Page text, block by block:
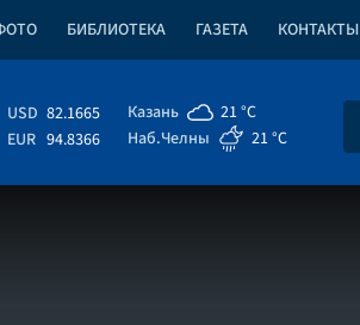
БИБЛИОТЕКА ГАЗЕТА КОНТАКТЫ
USD 82.1665
EUR 94.8366
Казань
21 °C
Наб.Челны
21 °C